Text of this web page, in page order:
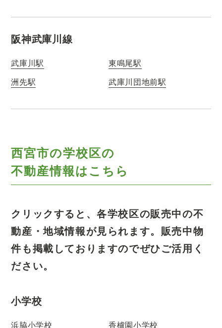
阪神武庫川線
武庫川駅
東鳴尾駅
洲先駅
武庫川団地前駅
西宮市の学校区の
不動産情報はこちら
クリックすると、各学校区の販売中の不
動産・地域情報が見られます。 販売中物
件も掲載しておりますのでぜひご活用く
ださい。
小学校
浜脇小学校 香櫨園小学校